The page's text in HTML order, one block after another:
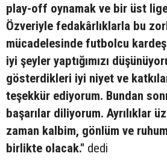
play-off oynamak ve bir üst lige
Özveriyle fedakârlıklarla bu
mücadelesinde futbolcu
iyi şeyler yaptığımızı
gösterdikleri iyi niyet ve
teşekkür ediyorum. Bundan
başarılar diliyorum. Ayrılıklar
zaman kalbim, gönlüm ve
birlikte olacak." dedi